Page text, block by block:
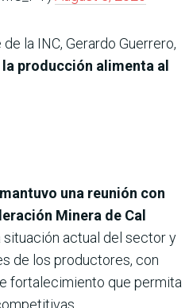
la INC, Gerardo Guerrero,
producción alimenta al
mantuvo una reunión con
Minera de Cal
situación actual del sector y
de los productores, con
fortalecimiento que permita